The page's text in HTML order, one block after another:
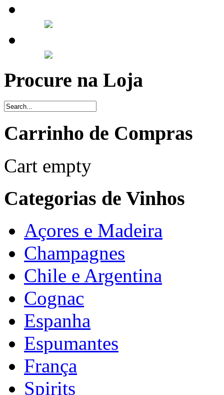
Procure na Loja
Carrinho de Compras
Cart empty
Categorias de Vinhos
Açores e Madeira
Champagnes
Chile e Argentina
Cognac
Espanha
Espumantes
França
Spirits